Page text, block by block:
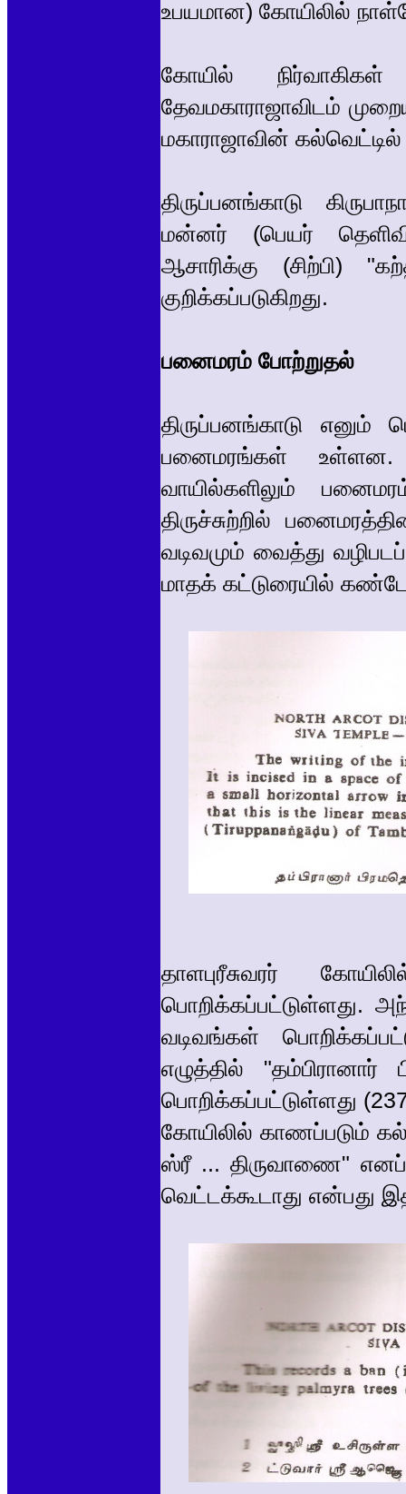
உபயமான) கோயிலில்
கோயில் நிர்வாகிகள்
தேவமகாராஜாவிடம்
மகாராஜாவின் கல்வெட்டில்
திருப்பனங்காடு
மன்னர் (பெயர்
ஆசாரிக்கு (சிற்பி)
குறிக்கப்படுகிறது.
பனைமரம் போற்றுதல்
திருப்பனங்காடு எனும்
பனைமரங்கள்
வாயில்களிலும்
திருச்சுற்றில்
வடிவமும் வைத்து
மாதக் கட்டுரையில்
தாளபுரீசுவரர்
பொறிக்கப்பட்டுள்ளது.
வடிவங்கள்
எழுத்தில்
பொறிக்கப்பட்டுள்ளது (237
கோயிலில் காணப்படும்
ஸ்ரீ ... திருவாணை"
வெட்டக்கூடாது என்பது